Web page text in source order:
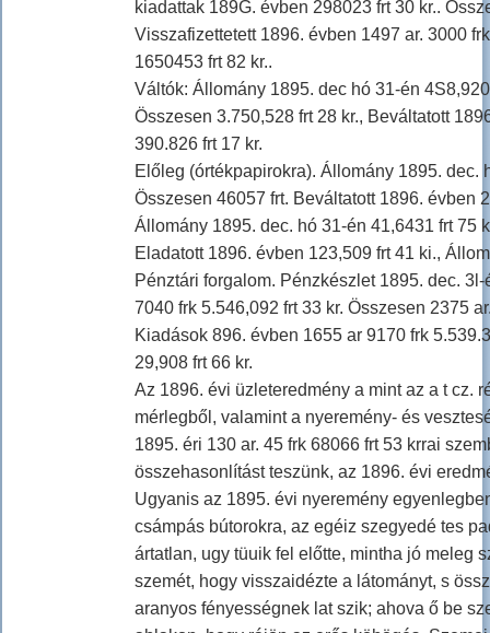
kiadattak 189G. évben 298023 frt 30 kr..
Visszafizettetett 1896. évben 1497 ar. 3000
1650453 frt 82 kr..
Váltók: Állomány 1895. dec hó 31-én
Összesen 3.750,528 frt 28 kr., Beváltatott
390.826 frt 17 kr.
Előleg (órtékpapirokra). Állomány 1895. dec.
Összesen 46057 frt. Beváltatott 1896. évben
Állomány 1895. dec. hó 31-én 41,6431 frt 75
Eladatott 1896. évben 123,509 frt 41 ki.,
Pénztári forgalom. Pénzkészlet 1895. dec.
7040 frk 5.546,092 frt 33 kr. Összesen 2375
Kiadások 896. évben 1655 ar 9170 frk
29,908 frt 66 kr.
Az 1896. évi üzleteredmény a mint az a t cz.
mérlegből, valamint a nyeremény- és
1895. éri 130 ar. 45 frk 68066 frt 53 krrai
összehasonlítást teszünk, az 1896. évi
Ugyanis az 1895. évi nyeremény
csámpás bútorokra, az egéiz szegyedé tes
ártatlan, ugy tüuik fel előtte, mintha jó meleg
szemét, hogy visszaidézte a látományt, s
aranyos fényességnek lat szik; ahova ő be